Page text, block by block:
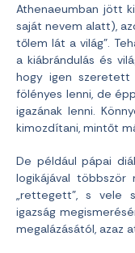
Athenaeumban jött
saját nevem alatt),
tőlem lát a világ”.
a kiábrándulás és
hogy igen
fölényes lenni, de
igazának lenni.
kimozdítani, mintőt
De például pápai
logikájával többször
„rettegett”, s vele
igazság
megalázásától, azaz